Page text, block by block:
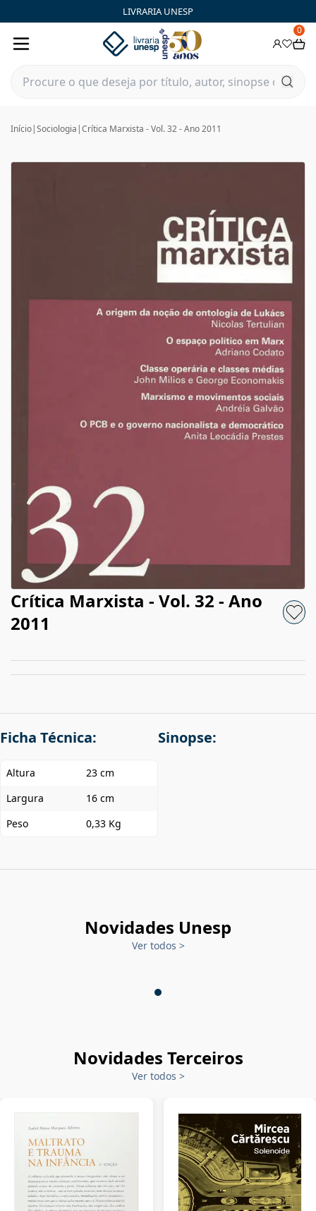
LIVRARIA UNESP
0
Início|Sociologia |Crítica Marxista - Vol. 32 - Ano 2011
Crítica Marxista - Vol. 32 - Ano
2011
Ficha Técnica:
Altura
23 cm
Largura
16 cm
Peso
0,33 Kg
Sinopse:
Novidades Unesp
Ver todos >
Novidades Terceiros
Ver todos >